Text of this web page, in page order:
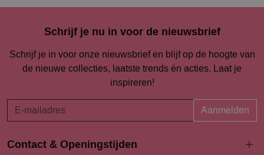
Schrijf je nu in voor de nieuwsbrief
Schrijf je in voor onze nieuwsbrief en blijf op de hoogte van
de nieuwe collecties, laatste trends én acties. Laat je
inspireren!
Aanmelden
Contact & Openingstijden